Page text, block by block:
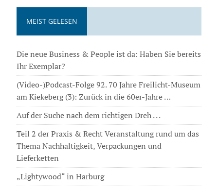
MEIST GELESEN
Die neue Business & People ist da: Haben Sie bereits
Ihr Exemplar?
(Video-)Podcast-Folge 92. 70 Jahre Freilicht-Museum
am Kiekeberg (3): Zurück in die 60er-Jahre …
Auf der Suche nach dem richtigen Dreh . . .
Teil 2 der Praxis & Recht Veranstaltung rund um das
Thema Nachhaltigkeit, Verpackungen und
Lieferketten
„Lightywood“ in Harburg